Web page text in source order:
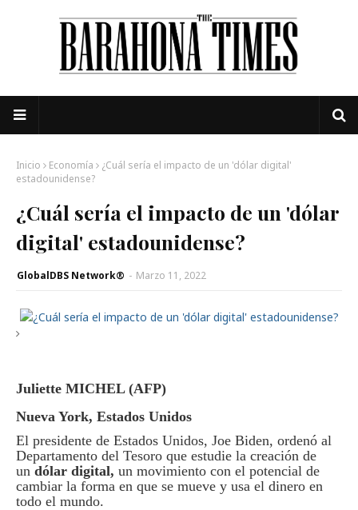
Inicio Economía
¿Cuál sería el impacto de un 'dólar digital'
estadounidense?
¿Cuál sería el impacto de un 'dólar
digital' estadounidense?
GlobalDBS Network® - Marzo 11, 2022
Juliette MICHEL (AFP)
Nueva York, Estados Unidos
El presidente de Estados Unidos, Joe Biden, ordenó al
Departamento del Tesoro que estudie la creación de
un dólar digital, un movimiento con el potencial de
cambiar la forma en que se mueve y usa el dinero en
todo el mundo.